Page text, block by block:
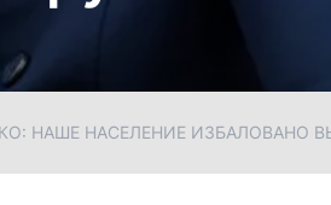
НАШЕ НАСЕЛЕНИЕ ИЗБАЛОВАНО